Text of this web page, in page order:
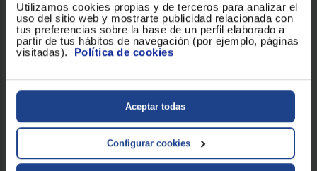
Utilizamos cookies propias y de terceros para analizar el
uso del sitio web y mostrarte publicidad relacionada con
tus preferencias sobre la base de un perfil elaborado a
partir de tus hábitos de navegación (por ejemplo, páginas
visitadas). Política de cookies
Aceptar todas
Configurar cookies
335 €
VER PRODUCTO